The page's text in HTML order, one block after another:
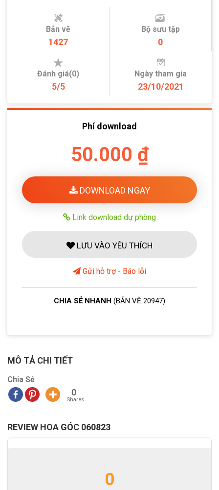
Bản vẽ
1427
Bộ sưu tập
0
Đánh giá(0)
5/5
Ngày tham gia
23/10/2021
Phí download
50.000 ₫
DOWNLOAD NGAY
Link download dự phòng
LƯU VÀO YÊU THÍCH
Gửi hỗ trợ - Báo lỗi
CHIA SẺ NHANH (BẢN VẼ 20947)
MÔ TẢ CHI TIẾT
Chia Sẻ
0
Shares
REVIEW HOA GÓC 060823
0